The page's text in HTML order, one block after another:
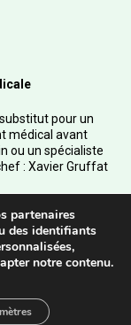
pour un
médical avant
ou un spécialiste
: Xavier Gruffat
– Tous droits
Stock et
CGU
partenaires
des identifiants
notre contenu.